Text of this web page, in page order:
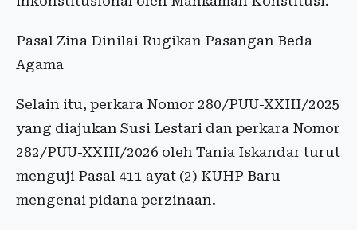
Pasal Zina Dinilai Rugikan Pasangan Beda
Agama
Selain itu, perkara Nomor 280/PUU-XXIII/2025
yang diajukan Susi Lestari dan perkara Nomor
282/PUU-XXIII/2026 oleh Tania Iskandar turut
menguji Pasal 411 ayat (2) KUHP Baru
mengenai pidana perzinaan.